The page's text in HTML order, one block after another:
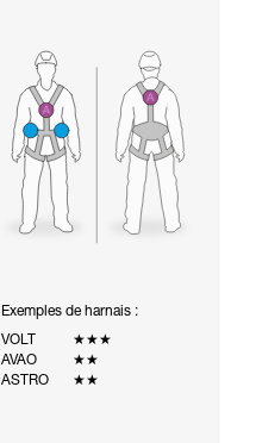
Exemples de harnais :
VOLT
★★★
AVAO
★★
ASTRO
★★